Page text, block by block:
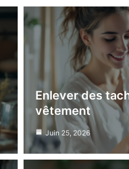
Enlever des
vêtement
Juin 25, 2026